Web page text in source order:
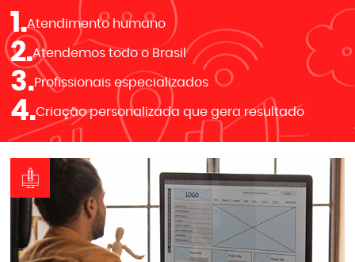
1.Atendimento humano
2.Atendemos todo o Brasil
3.Profissionais especializados
4.Criação personalizada que gera resultado